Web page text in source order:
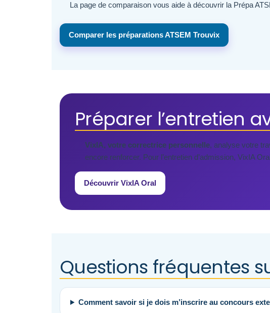
La page de comparaison vous aide à découvrir la Prépa
Comparer les préparations ATSEM Trouvix
Préparer l’entretien
VixIA, votre correctrice personnelle, analyse votre
encore renforcer. Pour l’entretien d’admission, VixIA
Découvrir VixIA Oral
Questions fréquentes
Comment savoir si je dois m’inscrire au concours